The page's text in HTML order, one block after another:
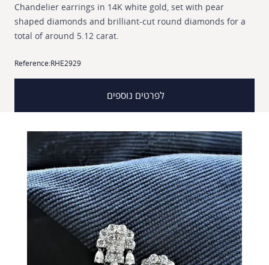
Chandelier earrings in 14K white gold, set with pear
shaped diamonds and brilliant-cut round diamonds for a
total of around 5.12 carat.
Reference:RHE2929
לפרטים נוספים